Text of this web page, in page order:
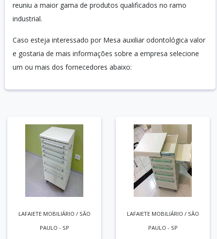
reuniu a maior gama de produtos qualificados no ramo
industrial.
Caso esteja interessado por Mesa auxiliar odontológica valor
e gostaria de mais informações sobre a empresa selecione
um ou mais dos fornecedores abaixo:
LAFAIETE MOBILIÁRIO / SÃO
PAULO - SP
LAFAIETE MOBILIÁRIO / SÃO
PAULO - SP